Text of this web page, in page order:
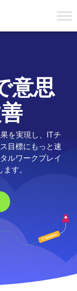
意思
を実現し、ITチ
目標にもっと速
ルワークプレイ
す。